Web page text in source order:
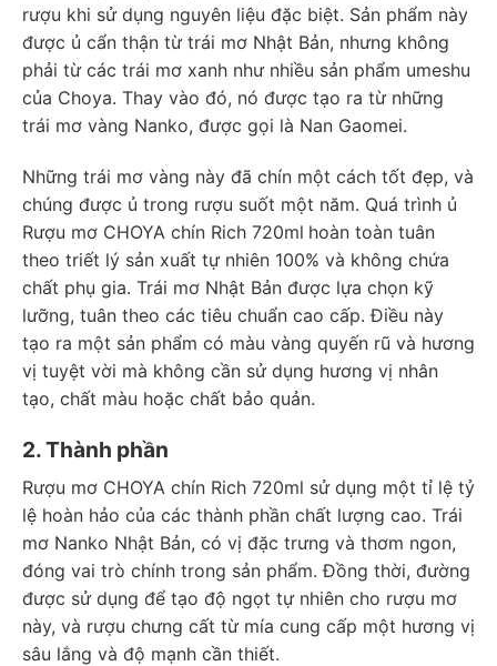
rượu khi sử dụng nguyên liệu đặc biệt. Sản phẩm này
được ủ cẩn thận từ trái mơ Nhật Bản, nhưng không
phải từ các trái mơ xanh như nhiều sản phẩm umeshu
của Choya. Thay vào đó, nó được tạo ra từ những
trái mơ vàng Nanko, được gọi là Nan Gaomei.
Những trái mơ vàng này đã chín một cách tốt đẹp, và
chúng được ủ trong rượu suốt một năm. Quá trình ủ
Rượu mơ CHOYA chín Rich 720ml hoàn toàn tuân
theo triết lý sản xuất tự nhiên 100% và không chứa
chất phụ gia. Trái mơ Nhật Bản được lựa chọn kỹ
lưỡng, tuân theo các tiêu chuẩn cao cấp. Điều này
tạo ra một sản phẩm có màu vàng quyến rũ và hương
vị tuyệt vời mà không cần sử dụng hương vị nhân
tạo, chất màu hoặc chất bảo quản.
2. Thành phần
Rượu mơ CHOYA chín Rich 720ml sử dụng một tỉ lệ tỷ
lệ hoàn hảo của các thành phần chất lượng cao. Trái
mơ Nanko Nhật Bản, có vị đặc trưng và thơm ngon,
đóng vai trò chính trong sản phẩm. Đồng thời, đường
được sử dụng để tạo độ ngọt tự nhiên cho rượu mơ
này, và rượu chưng cất từ mía cung cấp một hương vị
sâu lắng và độ mạnh cần thiết.